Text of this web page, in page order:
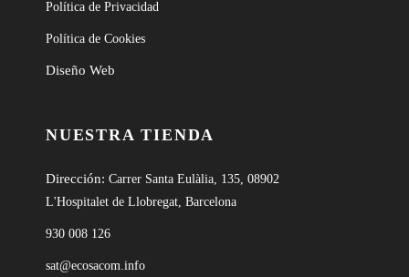
Política de Privacidad
Política de Cookies
Diseño Web
NUESTRA TIENDA
Dirección: Carrer Santa Eulàlia, 135, 08902
L'Hospitalet de Llobregat, Barcelona
930 008 126
sat@ecosacom.info